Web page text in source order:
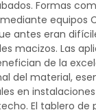
Formas
equipos
antes eran
macizos. Las
de la
del material,
en
El tablero de